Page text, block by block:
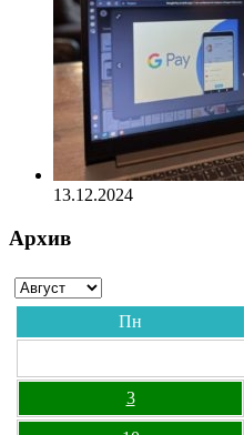
13.12.2024
Архив
Пн
3